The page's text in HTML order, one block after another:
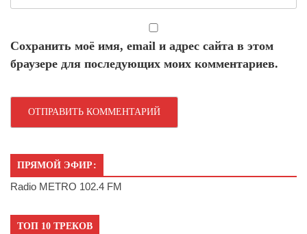
Сохранить моё имя, email и адрес сайта в этом
браузере для последующих моих комментариев.
ПРЯМОЙ ЭФИР:
Radio METRO 102.4 FM
ТОП 10 ТРЕКОВ